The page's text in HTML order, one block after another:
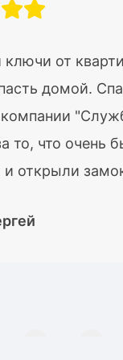
ключи от
домой.
то, что очень
и открыли